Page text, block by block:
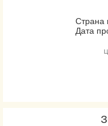
Страна
Дата